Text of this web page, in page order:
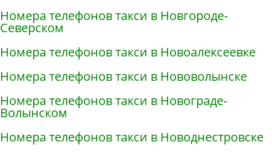
Номера телефонов такси в Новгороде-
Северском
Номера телефонов такси в Новоалексеевке
Номера телефонов такси в Нововолынске
Номера телефонов такси в Новограде-
Волынском
Номера телефонов такси в Новоднестровске